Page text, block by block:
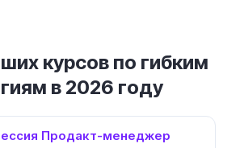
курсов по гибким
в 2026 году
Продакт-менеджер